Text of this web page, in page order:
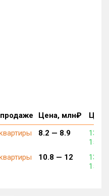
Цена, млн₽
8.2 — 8.9
137
152
10.8 — 12
139
152